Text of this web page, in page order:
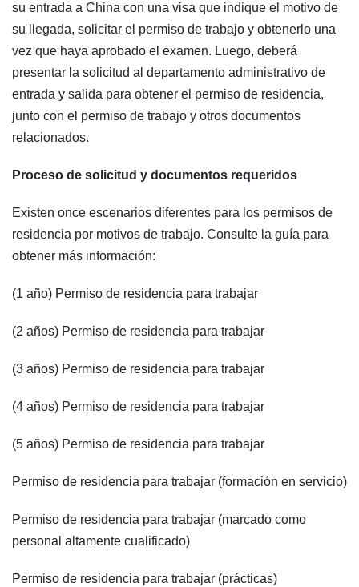
su entrada a China con una visa que indique el motivo de
su llegada, solicitar el permiso de trabajo y obtenerlo una
vez que haya aprobado el examen. Luego, deberá
presentar la solicitud al departamento administrativo de
entrada y salida para obtener el permiso de residencia,
junto con el permiso de trabajo y otros documentos
relacionados.
Proceso de solicitud y documentos requeridos
Existen once escenarios diferentes para los permisos de
residencia por motivos de trabajo. Consulte la guía para
obtener más información:
(1 año) Permiso de residencia para trabajar
(2 años) Permiso de residencia para trabajar
(3 años) Permiso de residencia para trabajar
(4 años) Permiso de residencia para trabajar
(5 años) Permiso de residencia para trabajar
Permiso de residencia para trabajar (formación en servicio)
Permiso de residencia para trabajar (marcado como
personal altamente cualificado)
Permiso de residencia para trabajar (prácticas)